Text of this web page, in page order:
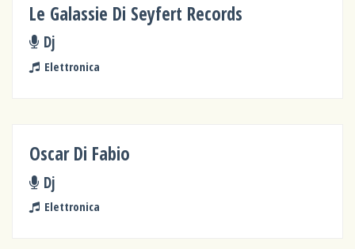
Le Galassie Di Seyfert Records
Dj
Elettronica
Oscar Di Fabio
Dj
Elettronica